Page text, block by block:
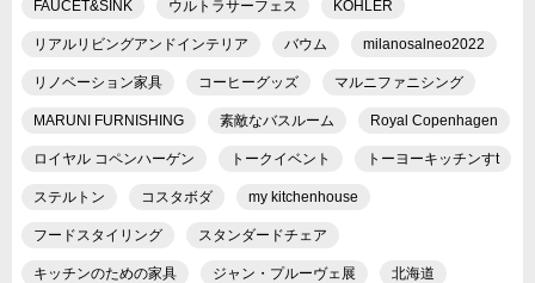
FAUCET&SINK ウルトラサーフェス KOHLER
リアルリビングアンドインテリア バウム milanosalneo2022
リノベーション家具 コーヒーグッズ マルニファニシング
MARUNI FURNISHING 素敵なバスルーム Royal Copenhagen
ロイヤル コペンハーゲン トークイベント トーヨーキッチンすt
ステルトン コスタボダ my kitchenhouse
フードスタイリング スタンダードチェア
キッチンのための家具 ジャン・プルーヴェ展 北海道